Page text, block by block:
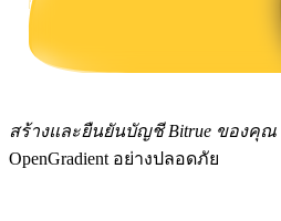
ได้รับ
สร้างและยืนยันบัญชี Bitrue ของคุณ
OpenGradient อย่างปลอดภัย